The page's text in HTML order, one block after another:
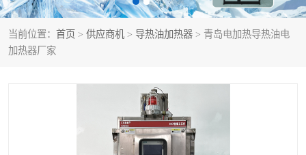
当前位置： 首页 > 供应商机 > 导热油加热器 > 青岛电加热导热油电
加热器厂家